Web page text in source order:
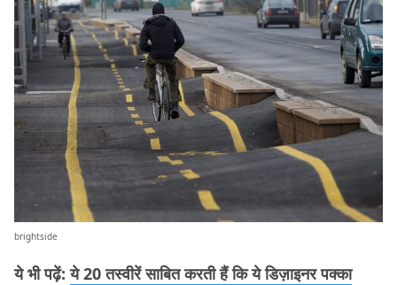
brightside
ये भी पढ़ें:ये 20 तस्वीरें साबित करती हैं कि ये डिज़ाइनर पक्का